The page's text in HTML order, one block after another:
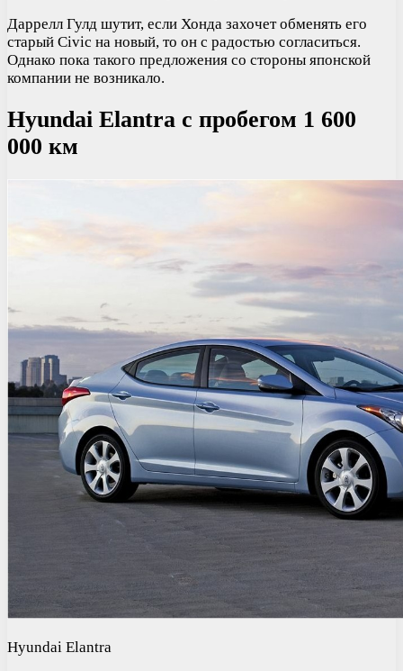
Даррелл Гулд шутит, если Хонда захочет обменять его
старый Civic на новый, то он с радостью согласиться.
Однако пока такого предложения со стороны японской
компании не возникало.
Hyundai Elantra с пробегом 1 600
000 км
Hyundai Elantra